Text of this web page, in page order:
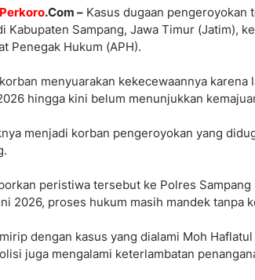
Perkoro.Com – Kasus dugaan pengeroyokan
Kabupaten Sampang, Jawa Timur (Jatim),
Penegak Hukum (APH).
menyuarakan kekecewaannya karena
hingga kini belum menunjukkan
menjadi korban pengeroyokan yang
peristiwa tersebut ke Polres Sampang
2026, proses hukum masih mandek tanpa
dengan kasus yang dialami Moh
juga mengalami keterlambatan